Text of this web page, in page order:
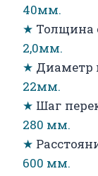
40мм.
★ Толщина
2,0мм.
★ Диаметр
22мм.
★ Шаг
280 мм.
★
600 мм.